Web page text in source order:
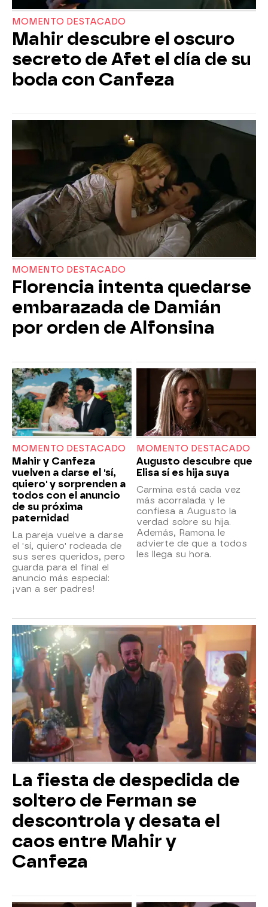
MOMENTO DESTACADO
Mahir descubre el oscuro
secreto de Afet el día de su
boda con Canfeza
MOMENTO DESTACADO
Florencia intenta quedarse
embarazada de Damián
por orden de Alfonsina
MOMENTO DESTACADO
Mahir y Canfeza
vuelven a darse el 'sí,
quiero' y sorprenden a
todos con el anuncio
de su próxima
paternidad
La pareja vuelve a darse
el 'sí, quiero' rodeada de
sus seres queridos, pero
guarda para el final el
anuncio más especial:
¡van a ser padres!
MOMENTO DESTACADO
Augusto descubre que
Elisa sí es hija suya
Carmina está cada vez
más acorralada y le
confiesa a Augusto la
verdad sobre su hija.
Además, Ramona le
advierte de que a todos
les llega su hora.
La fiesta de despedida de
soltero de Ferman se
descontrola y desata el
caos entre Mahir y
Canfeza